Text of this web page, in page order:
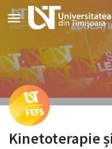
Kinetoterapie